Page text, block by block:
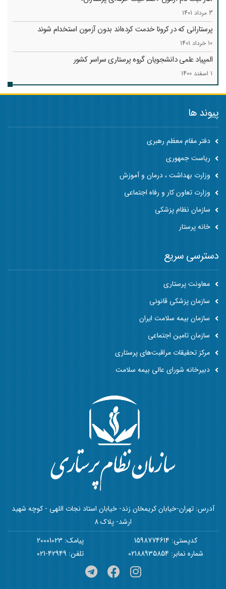
3 مرداد 1401
پرستارانی که در کرونا خدمت کرد‌ه‌اند بدون آزمون استخدام شوند
10 خرداد 1401
المپیاد علمی دانشجویان گروه پرستاری سراسر کشور
1 اسفند 1400
پیوند ها
دفتر مقام معظم رهبری
ریاست جمهوری
وزارت بهداشت ، درمان و آموزش
وزارت تعاون کار و رفاه اجتماعی
سازمان نظام پزشکی
خانه پرستار
آدرس: تهران-خیابان کریمخان زند- خیابان استاد نجات اللهی - کوچه شهید
ارشد- پلاک 8
کدپستی: 1598774614
پیامک: 20001023
شماره نمابر: 02188935854
تلفن: 42949-021
دسترسی سریع
معاونت پرستاری
سازمان پزشکی قانونی
سازمان بیمه سلامت ایران
سازمان تامین اجتماعی
مرکز تحقیقات مراقبت‌های پرستاری
دبیرخانه شورای عالی بیمه سلامت